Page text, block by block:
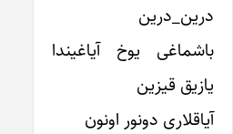
‌یوخ آیاغیندا‌
قیزین
دونور اونون